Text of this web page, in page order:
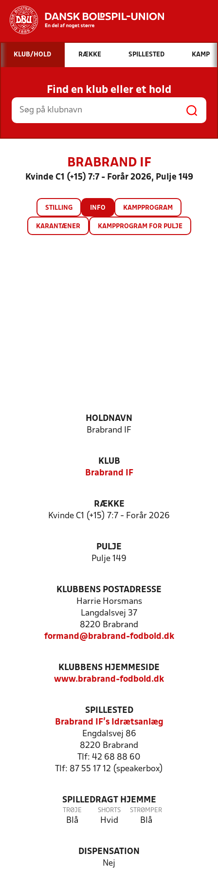
Hvad vil du søge efter?
INDHOLD OG NYHEDER
STILLINGER, RESULTATER, KLUBBER OG
HOLD
KLUB/HOLD RÆKKE SPILLESTED KAMP
Find en klub eller et hold
BRABRAND IF
Kvinde C1 (+15) 7:7 - Forår 2026, Pulje 149
STILLING INFO KAMPPROGRAM
KARANTÆNER KAMPPROGRAM FOR PULJE
HOLDNAVN
Brabrand IF
KLUB
Brabrand IF
RÆKKE
Kvinde C1 (+15) 7:7 - Forår 2026
PULJE
Pulje 149
KLUBBENS POSTADRESSE
Harrie Horsmans
Langdalsvej 37
8220 Brabrand
formand@brabrand-fodbold.dk
KLUBBENS HJEMMESIDE
www.brabrand-fodbold.dk
SPILLESTED
Brabrand IF's Idrætsanlæg
Engdalsvej 86
8220 Brabrand
Tlf: 42 68 88 60
Tlf: 87 55 17 12 (speakerbox)
SPILLEDRAGT HJEMME
TRØJE
Blå
SHORTS
Hvid
STRØMPER
Blå
DISPENSATION
Nej